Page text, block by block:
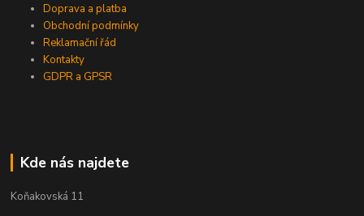
Doprava a platba
Obchodní podmínky
Reklamační řád
Kontakty
GDPR a GPSR
Kde nás najdete
Koňakovská 11